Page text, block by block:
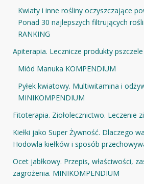
Kwiaty i inne rośliny oczyszczające
Ponad 30 najlepszych filtrujących
RANKING
Apiterapia. Lecznicze produkty
Miód Manuka KOMPENDIUM
Pyłek kwiatowy. Multiwitamina i
MINIKOMPENDIUM
Fitoterapia. Ziołolecznictwo. Leczenie
Kiełki jako Super Żywność. Dlaczego
Hodowla kiełków i sposób
Ocet jabłkowy. Przepis, właściwości,
zagrożenia. MINIKOMPENDIUM